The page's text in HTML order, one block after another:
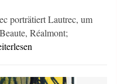
porträtiert Lautrec, um
Réalmont;